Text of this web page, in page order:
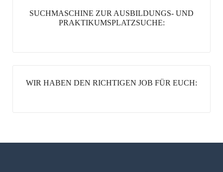
SUCHMASCHINE ZUR AUSBILDUNGS- UND
PRAKTIKUMSPLATZSUCHE:
WIR HABEN DEN RICHTIGEN JOB FÜR EUCH: